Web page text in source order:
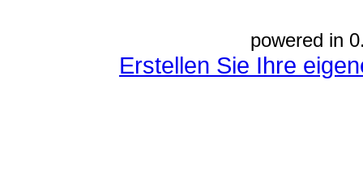
powered in
Erstellen Sie Ihre